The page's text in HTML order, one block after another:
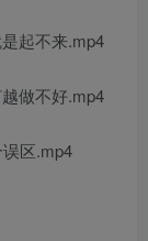
起不来.mp4
做不好.mp4
区.mp4